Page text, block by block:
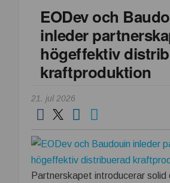
EODev och
inleder
högeffektiv
kraftproduktion
21. jul 2026
Partnerskapet introducerar solid